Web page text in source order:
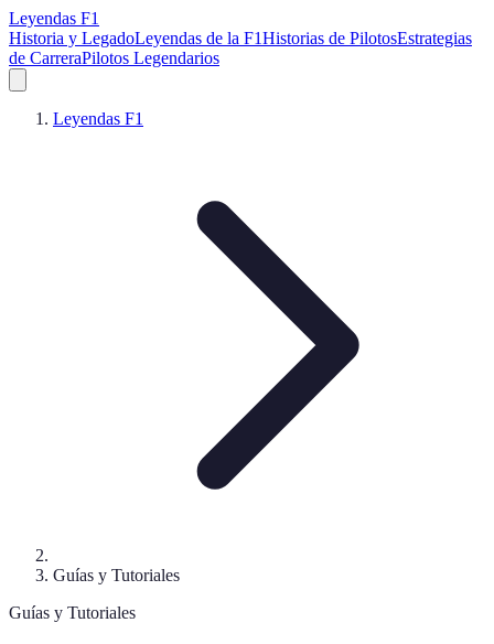
Leyendas F1
Historia y LegadoLeyendas de la F1Historias de PilotosEstrategias
de CarreraPilotos Legendarios
Leyendas F1
Guías y Tutoriales
Guías y Tutoriales